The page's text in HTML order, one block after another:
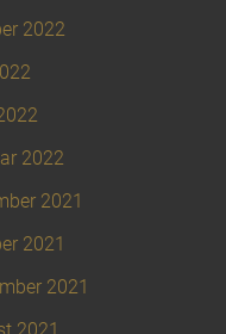
2022
2022
2021
2021
2021